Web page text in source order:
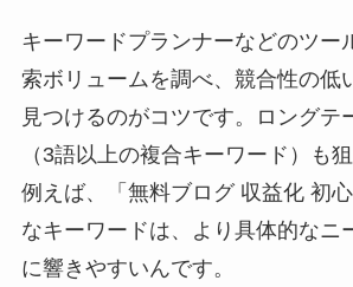
キーワードプランナーなどのツー
索ボリュームを調べ、競合性の低
見つけるのがコツです。ロングテ
（3語以上の複合キーワード）も
例えば、「無料ブログ 収益化 初
なキーワードは、より具体的なニ
に響きやすいんです。